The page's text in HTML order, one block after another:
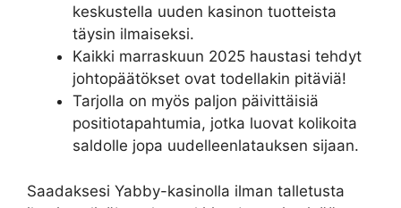
keskustella uuden kasinon tuotteista
täysin ilmaiseksi.
Kaikki marraskuun 2025 haustasi tehdyt
johtopäätökset ovat todellakin pitäviä!
Tarjolla on myös paljon päivittäisiä
positiotapahtumia, jotka luovat kolikoita
saldolle jopa uudelleenlatauksen sijaan.
Saadaksesi Yabby-kasinolla ilman talletusta